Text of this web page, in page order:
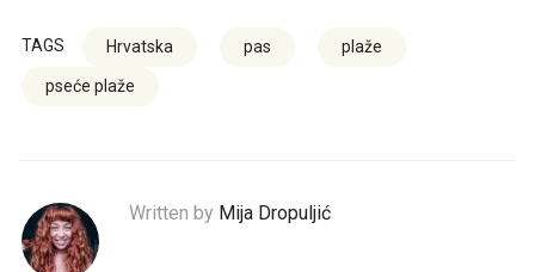
TAGS Hrvatska pas plaže
pseće plaže
Written by Mija Dropuljić